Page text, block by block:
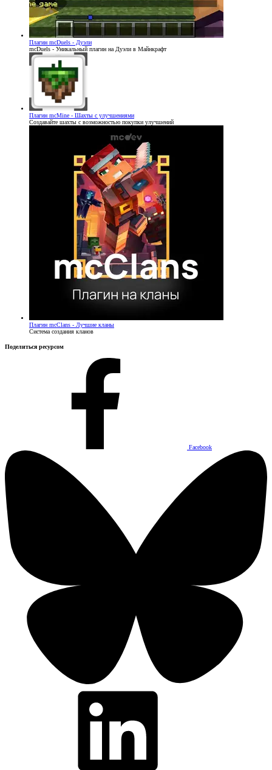
Плагин mcDuels - Дуэли
mcDuels - Уникальный плагин на Дуэли в Майнкрафт
Плагин mcMine - Шахты с улучшениями
Создавайте шахты с возможностью покупки улучшений
Плагин mcClans - Лучшие кланы
Система создания кланов
Поделиться ресурсом
Facebook